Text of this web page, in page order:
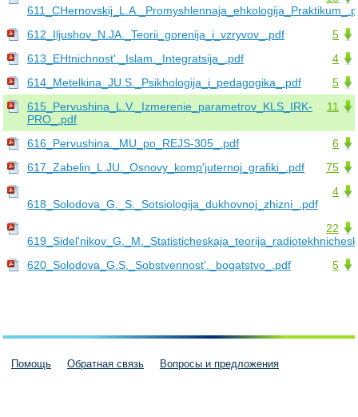
5
612_Iljushov_N.JA._Teorii_gorenija_i_vzryvov_.pdf
4
613_EHtnichnost'._Islam._Integratsija_.pdf
5
614_Metelkina_JU.S._Psikhologija_i_pedagogika_.pdf
11
615_Pervushina_L.V._Izmerenie_parametrov_KLS_IRK-
PRO_.pdf
6
616_Pervushina._MU_po_REJS-305_.pdf
75
617_Zabelin_L.JU._Osnovy_komp'juternoj_grafiki_.pdf
4
618_Solodova_G._S._Sotsiologija_dukhovnoj_zhizni_.pdf
22
5
620_Solodova_G.S._Sobstvennost'._bogatstvo_.pdf
Помощь Обратная связь Вопросы и предложения